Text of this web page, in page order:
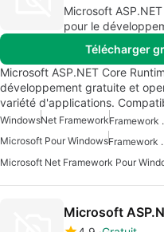
Microsoft
pour le
Télécharger
Microsoft ASP.NET Core
développement gratuite et
variété d'applications.
WindowsNet Framework
Microsoft Pour WindowsFramework
Microsoft